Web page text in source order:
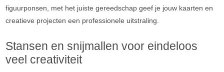
figuurponsen, met het juiste gereedschap geef je jouw kaarten en
creatieve projecten een professionele uitstraling.
Stansen en snijmallen voor eindeloos
veel creativiteit